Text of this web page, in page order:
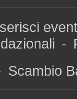
-
Scambio